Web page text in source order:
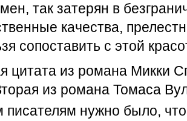
так затерян в
качества,
сопоставить с этой
цитата из романа Микки
из романа Томаса
нужно было,